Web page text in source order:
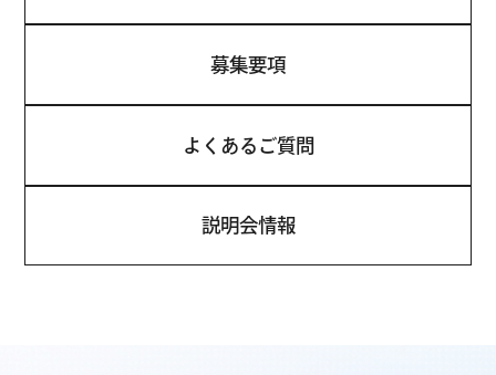
募集要項
よくあるご質問
説明会情報